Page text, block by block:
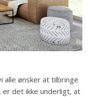
alle ønsker at tilbringe
det ikke underligt, at